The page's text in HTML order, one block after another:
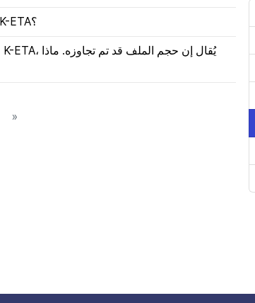
كيف يمكنني إدخال عنواني في حقل عنوان الإقامة عند تطبيق K-ETA؟
»